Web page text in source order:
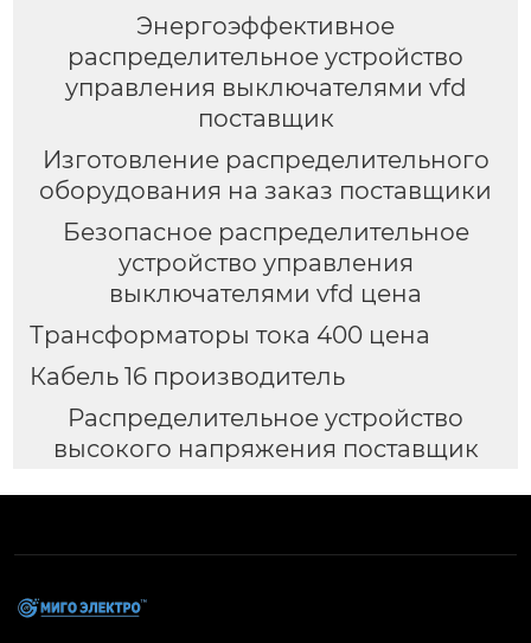
Энергоэффективное
распределительное устройство
управления выключателями vfd
поставщик
Изготовление распределительного
оборудования на заказ поставщики
Безопасное распределительное
устройство управления
выключателями vfd цена
Трансформаторы тока 400 цена
Кабель 16 производитель
Распределительное устройство
высокого напряжения поставщик